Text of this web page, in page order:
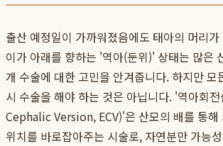
출산 예정일이 가까워졌음에도 태아의 머리
이가 아래를 향하는 '역아(둔위)' 상태는 많은
개 수술에 대한 고민을 안겨줍니다. 하지만 모
시 수술을 해야 하는 것은 아닙니다. '역아회
Cephalic Version, ECV)'은 산모의 배를 통해
위치를 바로잡아주는 시술로, 자연분만 가능